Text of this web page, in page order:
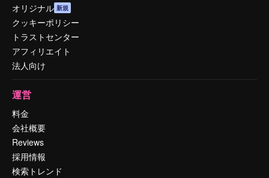
オリジナル 新規
クッキーポリシー
トラストセンター
アフィリエイト
法人向け
運営
料金
会社概要
Reviews
採用情報
検索トレンド